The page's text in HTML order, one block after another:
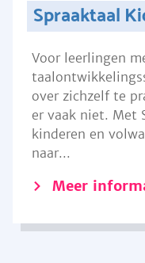
Spraaktaal
Voor leerlingen
over zichzelf te
er vaak niet. Met
kinderen en
naar...
Meer